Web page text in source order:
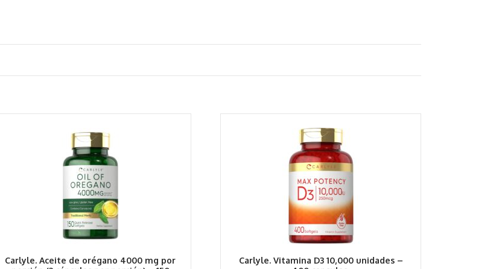
Carlyle. Aceite de orégano 4000 mg por
Carlyle. Vitamina D3 10,000 unidades –